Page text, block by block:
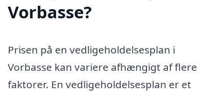
Vorbasse?
Prisen på en vedligeholdelsesplan i
Vorbasse kan variere afhængigt af flere
faktorer. En vedligeholdelsesplan er et